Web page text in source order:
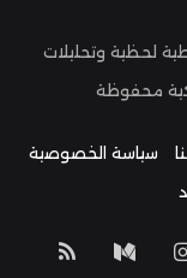
لحظية وتحليلات
محفوظة
سياسة الخصوصية
انستقراموسط